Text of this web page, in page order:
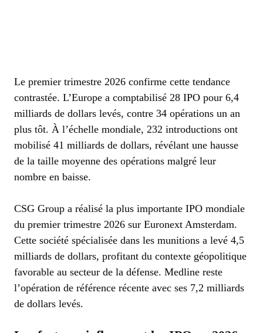
Le premier trimestre 2026 confirme cette tendance
contrastée. L’Europe a comptabilisé 28 IPO pour 6,4
milliards de dollars levés, contre 34 opérations un an
plus tôt. À l’échelle mondiale, 232 introductions ont
mobilisé 41 milliards de dollars, révélant une hausse
de la taille moyenne des opérations malgré leur
nombre en baisse.
CSG Group a réalisé la plus importante IPO mondiale
du premier trimestre 2026 sur Euronext Amsterdam.
Cette société spécialisée dans les munitions a levé 4,5
milliards de dollars, profitant du contexte géopolitique
favorable au secteur de la défense. Medline reste
l’opération de référence récente avec ses 7,2 milliards
de dollars levés.